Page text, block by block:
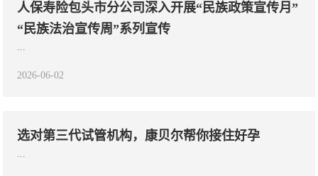
人保寿险包头市分公司深入开展“民族政策宣传月”
“民族法治宣传周”系列宣传
...
2026-06-02
选对第三代试管机构，康贝尔帮你接住好孕
...